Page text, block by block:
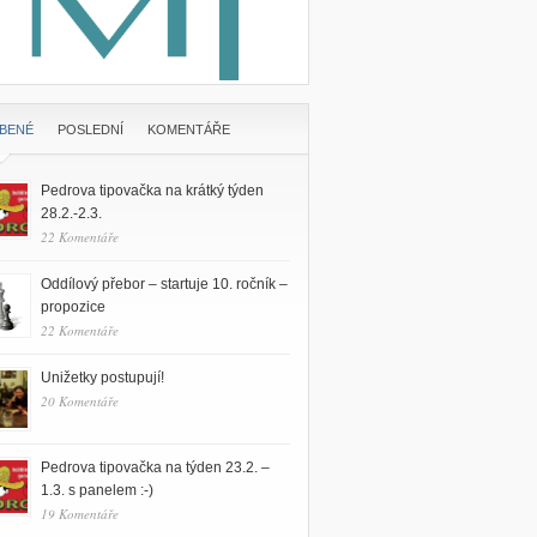
POSLEDNÍ KOMENTÁŘE
Pedrova tipovačka na krátký týden
28.2.-2.3.
22 Komentáře
Oddílový přebor – startuje 10. ročník –
propozice
22 Komentáře
Unižetky postupují!
20 Komentáře
Pedrova tipovačka na týden 23.2. –
1.3. s panelem :-)
19 Komentáře